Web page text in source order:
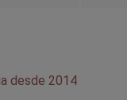
desde 2014